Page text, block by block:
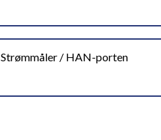
Strømmåler / HAN-porten